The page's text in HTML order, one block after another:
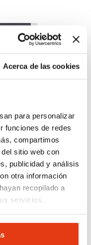
Acerca de las cookies
para personalizar
funciones de redes
compartimos
sitio web con
publicidad y análisis
otra información
recopilado a
servicios.